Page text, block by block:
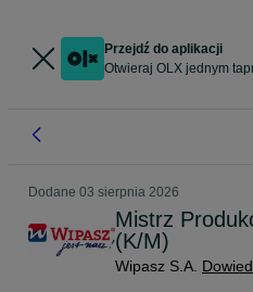
Przejdź do aplikacji
Otwieraj OLX jednym
Dodane 03 sierpnia 2026
Mistrz
(K/M)
Wipasz S.A.